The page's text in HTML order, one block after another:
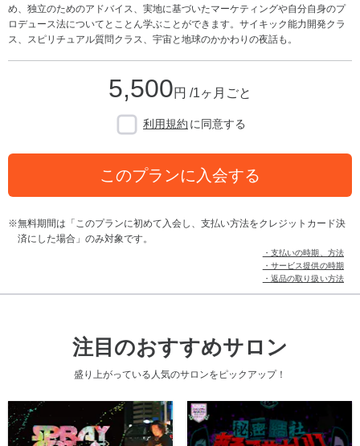
め、独立のためのアドバイス、実地に基づいたマーケティングや自分自身のプ
ロデュース法についてとことん学ぶことができます。サイキック能力開発クラ
ス、スピリチュアル質問クラス、宇宙と地球のかかわりの夜話も。
5,500円 /1ヶ月ごと
利用規約 に同意する
このプランに入会する
無料期間は「このプランに初めて入会し、支払い方法をクレジットカード決
済にした場合」のみ対象です。
・支払いの時期、方法
・サービス提供の時期
・返品の取り扱い方法
注目のおすすめサロン
盛り上がっている人気のサロンをピックアップ！